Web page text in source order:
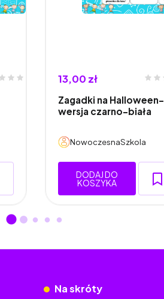
13,00 zł
Zagadki na Halloween-
wersja czarno-biała
NowoczesnaSzkola
DODAJ DO
KOSZYKA
Na skróty